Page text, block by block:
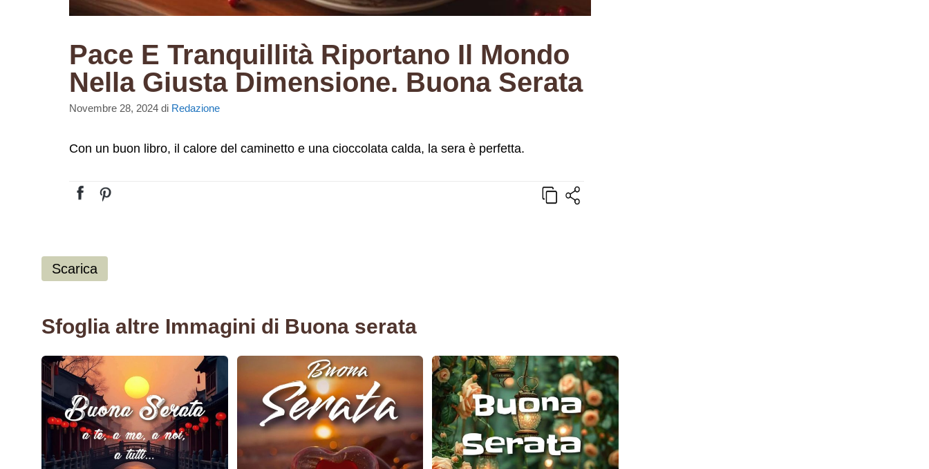
Pace E Tranquillità Riportano Il Mondo
Nella Giusta Dimensione. Buona Serata
Novembre 28, 2024 di Redazione
Con un buon libro, il calore del caminetto e una cioccolata calda, la sera è perfetta.
Scarica
Sfoglia altre Immagini di Buona serata